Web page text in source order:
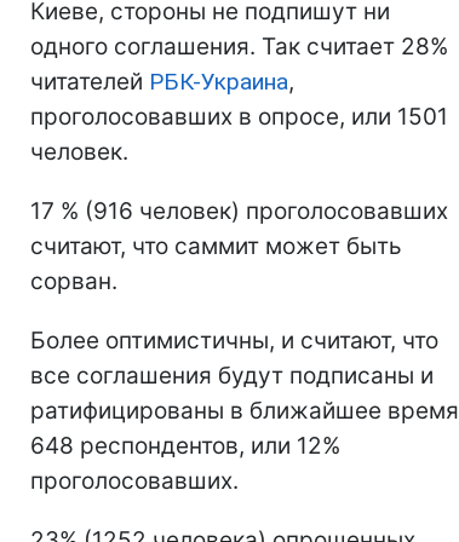
Киеве, стороны не подпишут ни
одного соглашения. Так считает 28%
читателей РБК-Украина,
проголосовавших в опросе, или 1501
человек.
17 % (916 человек) проголосовавших
считают, что саммит может быть
сорван.
Более оптимистичны, и считают, что
все соглашения будут подписаны и
ратифицированы в ближайшее время
648 респондентов, или 12%
проголосовавших.